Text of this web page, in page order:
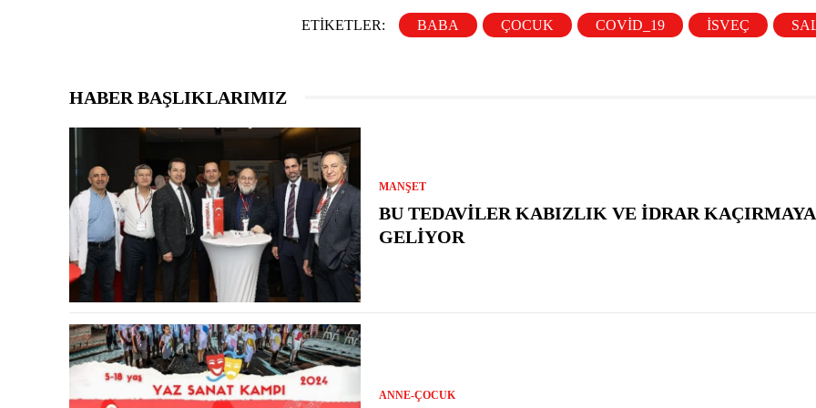
ETIKETLER: BABA ÇOCUK COVID_19 İSVEÇ
HABER BAŞLIKLARIMIZ
MANŞET
BU TEDAVILER KABIZLIK VE İDRAR
GELIYOR
ANNE-ÇOCUK